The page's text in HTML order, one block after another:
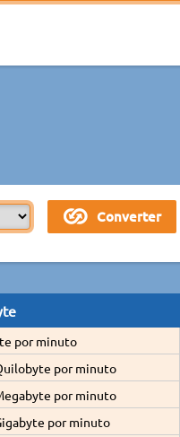
por minuto
por minuto
por minuto
por minuto